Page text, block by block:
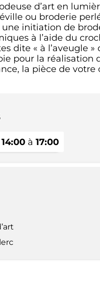
d’art en
ou broderie
initiation de
à l’aide du
dite « à l’aveugle
pour la
la pièce de votre
14:00à 17:00